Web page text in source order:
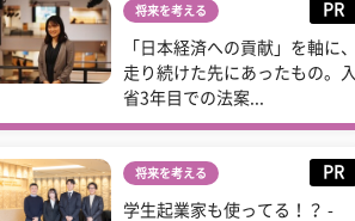
将来を考える PR
「日本経済への貢献」を軸に、
走り続けた先にあったもの。入
省3年目での法案...
将来を考える PR
学生起業家も使ってる！？ -